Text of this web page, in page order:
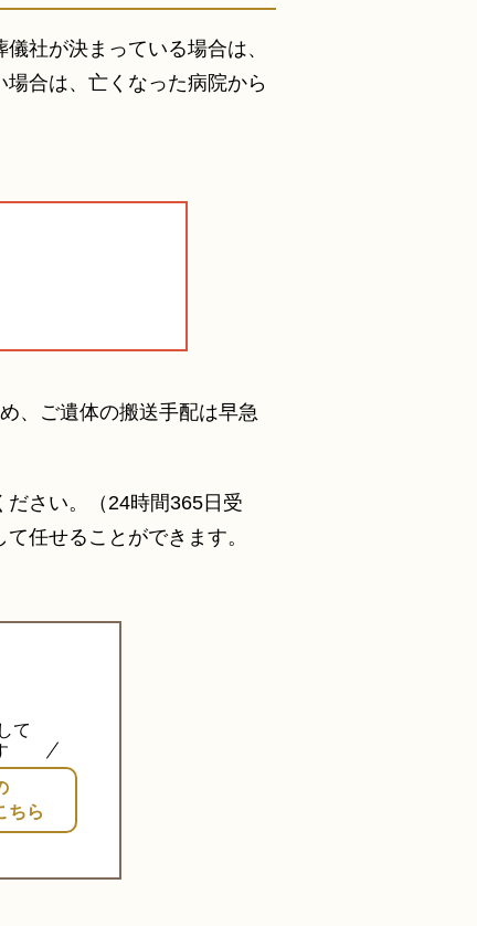
社が決まっている場合は、
合は、亡くなった病院から
、ご遺体の搬送手配は早急
さい。（24時間365日受
任せることができます。
て
ちら